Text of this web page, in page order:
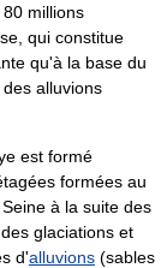
millions
qui constitue
qu'à la base du
alluvions
est formé
formées au
à la suite des
glaciations et
d'alluvions (sables